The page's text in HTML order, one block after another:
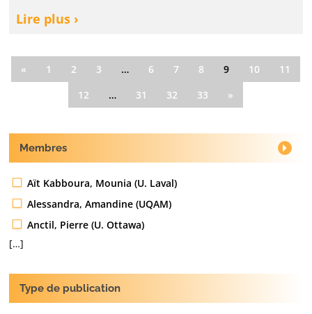
Lire plus ›
« 1 2 3 … 6 7 8 9 10
11
12
… 31 32 33 »
Membres
Aït Kabboura, Mounia (U. Laval)
Alessandra, Amandine (UQAM)
Anctil, Pierre (U. Ottawa)
[…]
Type de publication